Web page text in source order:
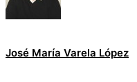
José María Varela López